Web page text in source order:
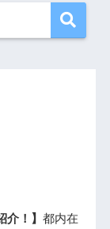
！】 都内在